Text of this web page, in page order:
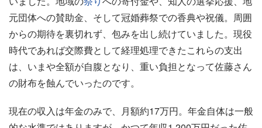
元団体への賛助金、そして冠婚葬祭での香典や祝儀。周囲
からの期待を裏切れず、包みを出し続けていました。現役
時代であれば交際費として経理処理できたこれらの支出
は、いまや全額が自腹となり、重い負担となって佐藤さん
の財布を蝕んでいったのです。
現在の収入は年金のみで、月額約17万円。年金自体は一般